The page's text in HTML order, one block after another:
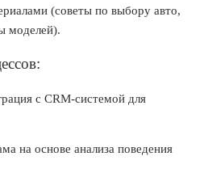
(советы по выбору авто,
моделей).
с CRM-системой для
на основе анализа поведения